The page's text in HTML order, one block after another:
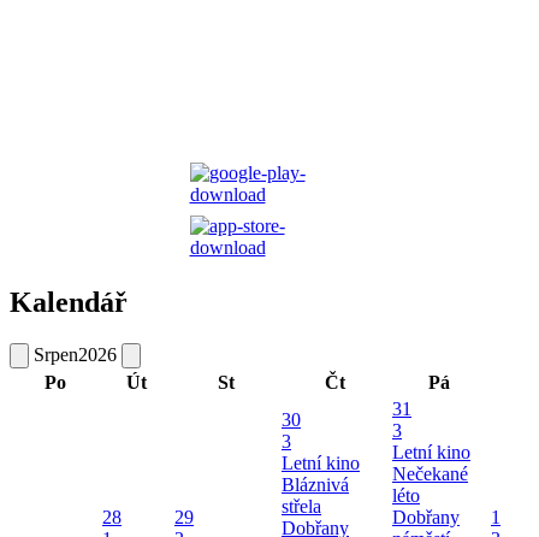
Kalendář
Srpen2026
Po
Út St Čt Pá
28
29
30
3
Letní kino
Bláznivá
střela
Dobřany
31
3
Letní kino
Nečekané
léto
Dobřany
1